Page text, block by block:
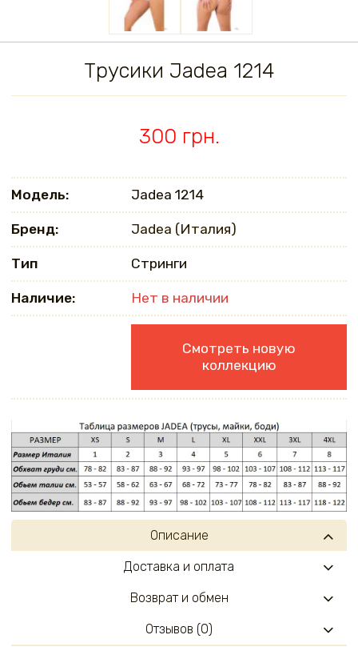
Трусики Jadea 1214
300 грн.
Модель: Jadea 1214
Бренд: Jadea (Италия)
Тип Стринги
Наличие: Нет в наличии
Смотреть новую
коллекцию
Описание
Доставка и оплата
Возврат и обмен
Отзывов (0)